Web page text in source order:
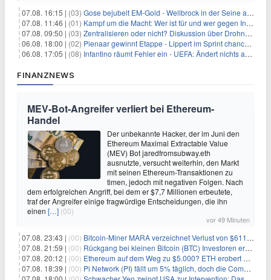
07.08. 16:15 | (03) Gose bejubelt EM-Gold - Wellbrock in der Seine ausgebremst
07.08. 11:46 | (01) Kampf um die Macht: Wer ist für und wer gegen Infantino?
07.08. 09:50 | (03) Zentralisieren oder nicht? Diskussion über Drohnenabwehr
06.08. 18:00 | (02) Pienaar gewinnt Etappe - Lippert im Sprint chancenlos
06.08. 17:05 | (08) Infantino räumt Fehler ein - UEFA: Ändert nichts an Boykott
FINANZNEWS
MEV-Bot-Angreifer verliert bei Ethereum-
Handel
Der unbekannte Hacker, der im Juni den
Ethereum Maximal Extractable Value
(MEV) Bot jaredfromsubway.eth
ausnutzte, versucht weiterhin, den Markt
mit seinen Ethereum-Transaktionen zu
timen, jedoch mit negativen Folgen. Nach
dem erfolgreichen Angriff, bei dem er $7,7 Millionen erbeutete,
traf der Angreifer einige fragwürdige Entscheidungen, die ihn
einen […] (00)
vor 49 Minuten
07.08. 23:43 | (00) Bitcoin-Miner MARA verzeichnet Verlust von $611 Millionen bei Umsatzrückgang von 27%
07.08. 21:59 | (00) Rückgang bei kleinen Bitcoin (BTC) Investoren erreicht Höchststand seit Dezember 2024
07.08. 20:12 | (00) Ethereum auf dem Weg zu $5.000? ETH erobert wichtige Marke zurück, während Institutionen weiter akkumulieren
07.08. 18:39 | (00) Pi Network (PI) fällt um 5% täglich, doch die Community bleibt optimistisch